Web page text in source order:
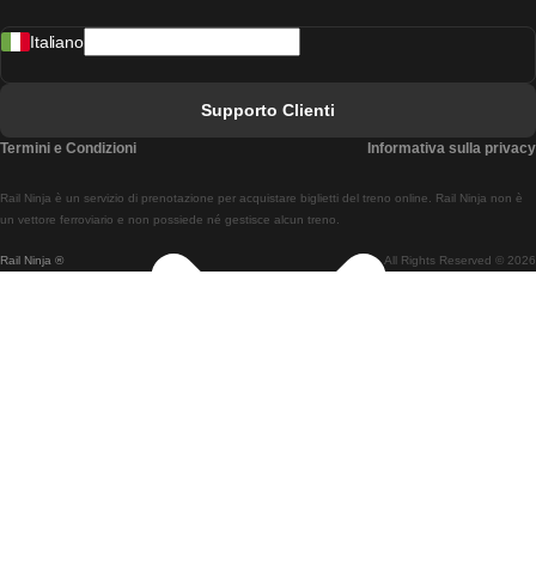
Treni Da Lisbon A Braga
Treni Da Braga A Lisbona
Rail Ninja ® All Rights Reserved © 2026
Rail Ninja è un servizio di prenotazione per acquistare biglietti del treno online. Rail Ninja non è
un vettore ferroviario e non possiede né gestisce alcun treno.
Italiano
Supporto Clienti
Termini e Condizioni Informativa sulla privacy